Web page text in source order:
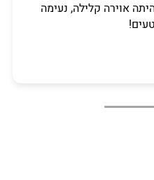
אוירה קלילה, נעימה